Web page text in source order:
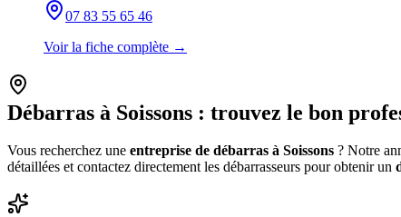
07 83 55 65 46
Voir la fiche complète →
Débarras à Soissons : trouvez le bon
Vous recherchez une entreprise de débarras à Soissons ? Notre
détaillées et contactez directement les débarrasseurs pour obtenir un